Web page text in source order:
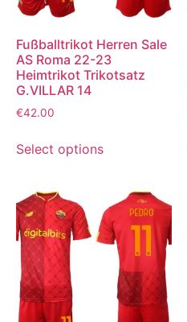
Fußballtrikot Herren Sale
AS Roma 22-23
Heimtrikot Trikotsatz
G.VILLAR 14
€42.00
Select options